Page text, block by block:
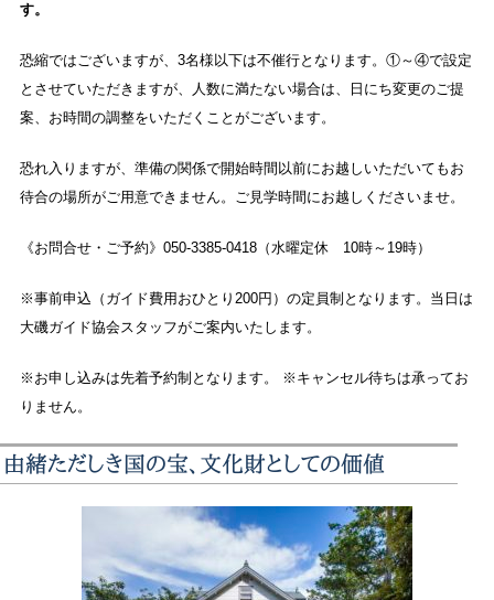
す。
恐縮ではございますが、3名様以下は不催行となります。①～④で設定
とさせていただきますが、人数に満たない場合は、日にち変更のご提
案、お時間の調整をいただくことがございます。
恐れ入りますが、準備の関係で開始時間以前にお越しいただいてもお
待合の場所がご用意できません。ご見学時間にお越しくださいませ。
《お問合せ・ご予約》050-3385-0418（水曜定休 10時～19時）
※事前申込（ガイド費用おひとり200円）の定員制となります。当日は
大磯ガイド協会スタッフがご案内いたします。
※お申し込みは先着予約制となります。 ※キャンセル待ちは承ってお
りません。
由緒ただしき国の宝、文化財としての価値